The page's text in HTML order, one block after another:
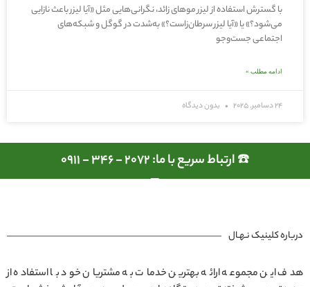
با گسترش استفاده از لیزر موهای زائد، نگرانی‌هایی مثل «آیا لیزر باعث نازایی
می‌شود؟» یا «آیا لیزر سرطان‌زاست؟» به‌شدت در گوگل و شبکه‌های
اجتماعی جست‌وجو
ادامه مطلب »
24 دسامبر, 2025 بدون دیدگاه
☎️ ارتباط سریع با ما: 2072 - 346 - 0911
درباره کلینیک نـهـال
هدف این مجموعه ارائه بهترین خدمات به مشتریان خود با استفاده از